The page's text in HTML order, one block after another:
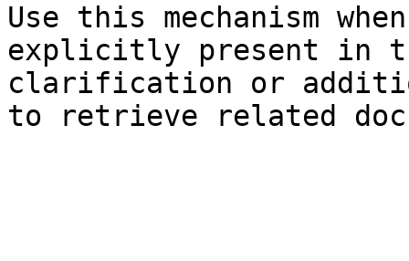
Use this mechanism
explicitly present in
clarification or